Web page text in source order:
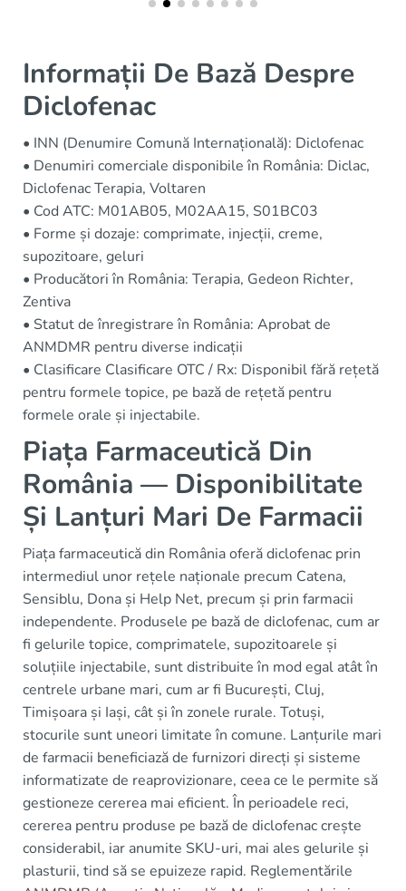
Informații De Bază Despre
Diclofenac
• INN (Denumire Comună Internațională): Diclofenac
• Denumiri comerciale disponibile în România: Diclac,
Diclofenac Terapia, Voltaren
• Cod ATC: M01AB05, M02AA15, S01BC03
• Forme și dozaje: comprimate, injecții, creme,
supozitoare, geluri
• Producători în România: Terapia, Gedeon Richter,
Zentiva
• Statut de înregistrare în România: Aprobat de
ANMDMR pentru diverse indicații
• Clasificare Clasificare OTC / Rx: Disponibil fără rețetă
pentru formele topice, pe bază de rețetă pentru
formele orale și injectabile.
Piața Farmaceutică Din
România — Disponibilitate
Și Lanțuri Mari De Farmacii
Piața farmaceutică din România oferă diclofenac prin
intermediul unor rețele naționale precum Catena,
Sensiblu, Dona și Help Net, precum și prin farmacii
independente. Produsele pe bază de diclofenac, cum ar
fi gelurile topice, comprimatele, supozitoarele și
soluțiile injectabile, sunt distribuite în mod egal atât în
centrele urbane mari, cum ar fi București, Cluj,
Timișoara și Iași, cât și în zonele rurale. Totuși,
stocurile sunt uneori limitate în comune. Lanțurile mari
de farmacii beneficiază de furnizori direcți și sisteme
informatizate de reaprovizionare, ceea ce le permite să
gestioneze cererea mai eficient. În perioadele reci,
cererea pentru produse pe bază de diclofenac crește
considerabil, iar anumite SKU-uri, mai ales gelurile și
plasturii, tind să se epuizeze rapid. Reglementările